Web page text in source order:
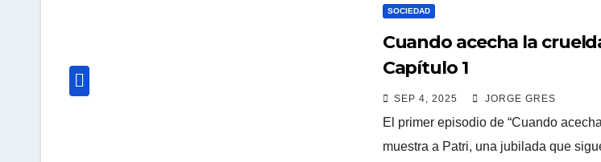
SOCIEDAD
Cuando acecha la
Capítulo 1
SEP 4, 2025 JORGE GRES
El primer episodio de “Cuando
muestra a Patri, una jubilada que